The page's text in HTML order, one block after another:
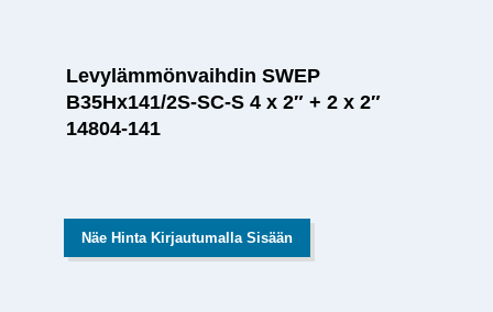
Levylämmönvaihdin SWEP
B35Hx141/2S-SC-S 4 x 2″ + 2 x 2″
14804-141
Näe Hinta Kirjautumalla Sisään